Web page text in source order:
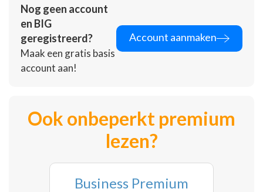
Nog geen account
en BIG
geregistreerd?
Maak een gratis basis
account aan!
Account aanmaken
Ook onbeperkt premium
lezen?
Business Premium